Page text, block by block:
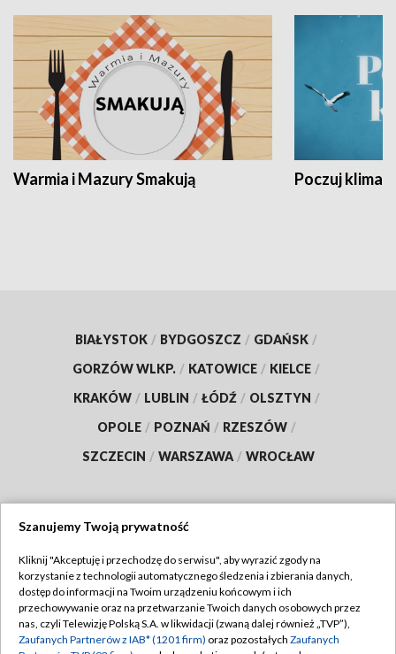
Warmia i Mazury Smakują Poczuj klimat
BIAŁYSTOK / BYDGOSZCZ / GDAŃSK /
GORZÓW WLKP. / KATOWICE / KIELCE /
KRAKÓW / LUBLIN / ŁÓDŹ / OLSZTYN /
OPOLE / POZNAŃ / RZESZÓW /
SZCZECIN / WARSZAWA / WROCŁAW
TVP
Abonament TVP
Emisja w TVP
Regulamin TVP
Polityka prywatności
Szanujemy Twoją prywatność
Kliknij "Akceptuję i przechodzę do serwisu", aby wyrazić zgody na
korzystanie z technologii automatycznego śledzenia i zbierania danych,
dostęp do informacji na Twoim urządzeniu końcowym i ich
przechowywanie oraz na przetwarzanie Twoich danych osobowych przez
nas, czyli Telewizję Polską S.A. w likwidacji (zwaną dalej również „TVP”),
Zaufanych Partnerów z IAB* (1201 firm) oraz pozostałych Zaufanych